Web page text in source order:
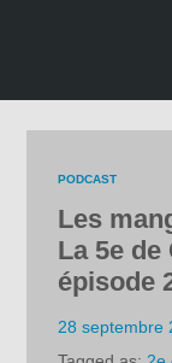
PODCAST
Les
La 5e de
épisode
28 septembre